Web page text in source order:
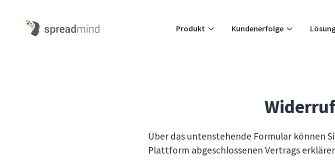
3
Produkt 3
Kundenerfolge
Über das untenstehende Formular können
Plattform abgeschlossenen Vertrags